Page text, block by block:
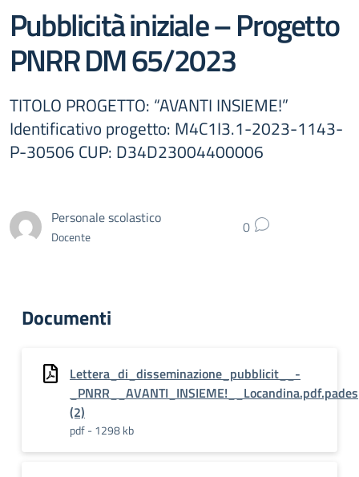
Pubblicità iniziale – Progetto
PNRR DM 65/2023
TITOLO PROGETTO: “AVANTI INSIEME!”
Identificativo progetto: M4C1I3.1-2023-1143-
P-30506 CUP: D34D23004400006
Personale scolastico
Docente 0
Documenti
Lettera_di_disseminazione_pubblicit__-
_PNRR__AVANTI_INSIEME!__Locandina.pdf.pades
(2)
pdf - 1298 kb